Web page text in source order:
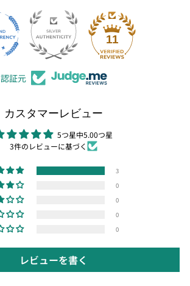
11
認証元
カスタマーレビュー
5つ星中5.00つ星
3件のレビューに基づく
3
0
0
0
0
レビューを書く